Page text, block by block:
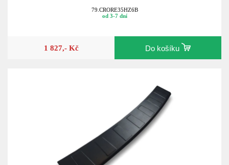
79.CRORE35HZ6B
od 3-7 dní
1 827,- Kč Do košíku